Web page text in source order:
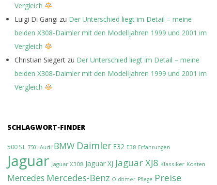
Vergleich
Luigi Di Gangi zu Der Unterschied liegt im Detail – meine
beiden X308-Daimler mit den Modelljahren 1999 und 2001 im
Vergleich
Christian Siegert zu Der Unterschied liegt im Detail – meine
beiden X308-Daimler mit den Modelljahren 1999 und 2001 im
Vergleich
SCHLAGWORT-FINDER
500 SL 750i Audi BMW Daimler E32 E38 Erfahrungen
Jaguar Jaguar X308 Jaguar XJ Jaguar XJ8 Klassiker Kosten
Mercedes Mercedes-Benz Oldtimer Pflege Preise